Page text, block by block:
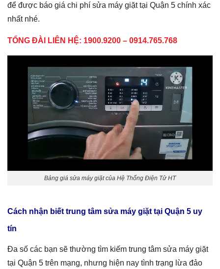
để được báo giá chi phí sửa máy giặt tại Quận 5 chính xác
nhất nhé.
TỔNG ĐÀI LIÊN HỆ: 1900.9200 – 0914.765.768
Bảng giá sửa máy giặt của Hệ Thống Điện Tử HT
Cách nhận biết trung tâm sửa máy giặt tại Quận 5 uy
tín
Đa số các bạn sẽ thường tìm kiếm trung tâm sửa máy giặt
tại Quận 5 trên mạng, nhưng hiện nay tình trạng lừa đảo